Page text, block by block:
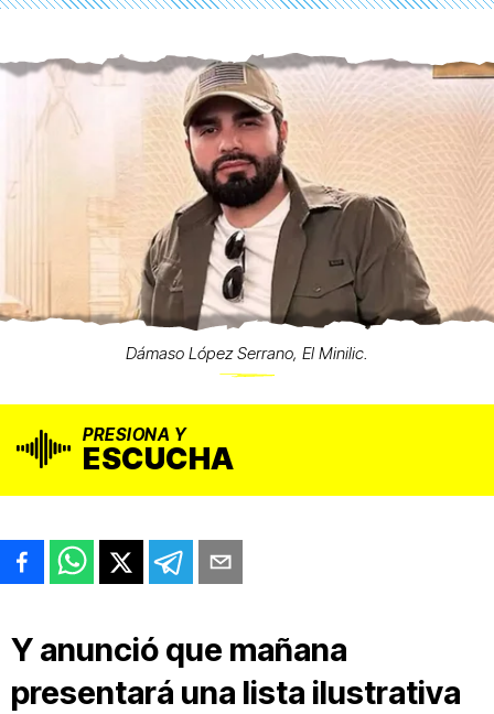
Dámaso López Serrano, El Minilic.
PRESIONA Y
ESCUCHA
Y anunció que mañana
presentará una lista ilustrativa